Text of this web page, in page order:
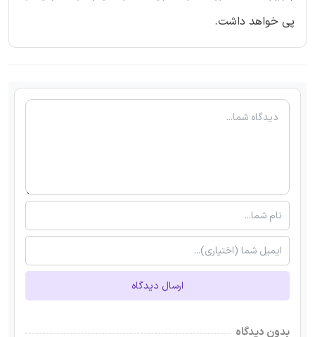
پی خواهد داشت.
ارسال دیدگاه
بدون دیدگاه